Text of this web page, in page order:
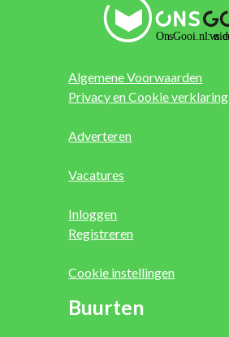
Algemene Voorwaarden
Privacy en Cookie verklaring
Adverteren
Vacatures
Inloggen
Registreren
Cookie instellingen
Buurten